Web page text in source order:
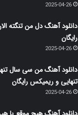
2025-04-26
دانلود آهنگ دل من تنگته
رایگان
2025-04-26
دانلود آهنگ من سی سال
تنهایی و ریمیکس رایگان
2025-04-26